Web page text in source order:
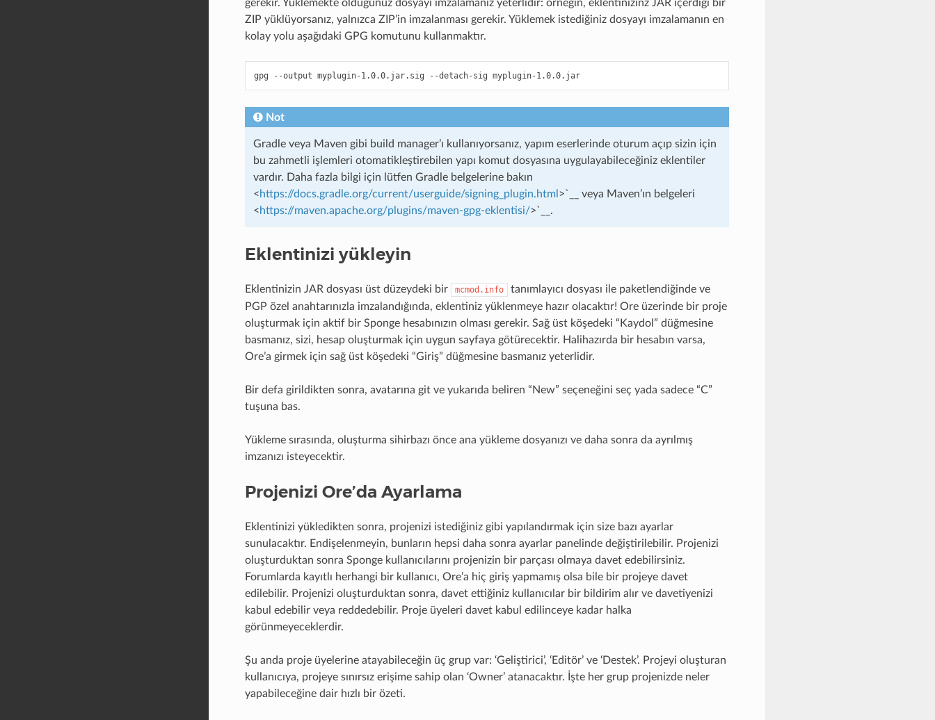
gerekir. Yüklemekte olduğunuz dosyayı imzalamanız yeterlidir: örneğin, eklentinizinz JAR içerdiği bir
ZIP yüklüyorsanız, yalnızca ZIP’in imzalanması gerekir. Yüklemek istediğiniz dosyayı imzalamanın en
kolay yolu aşağıdaki GPG komutunu kullanmaktır.
gpg --output myplugin-1.0.0.jar.sig --detach-sig myplugin-1.0.0.jar
Not
Gradle veya Maven gibi build manager’ı kullanıyorsanız, yapım eserlerinde oturum açıp sizin için
bu zahmetli işlemleri otomatikleştirebilen yapı komut dosyasına uygulayabileceğiniz eklentiler
vardır. Daha fazla bilgi için lütfen Gradle belgelerine bakın
<https://docs.gradle.org/current/userguide/signing_plugin.html >`__ veya Maven’ın belgeleri
<https://maven.apache.org/plugins/maven-gpg-eklentisi/>`__.
Eklentinizi yükleyin
Eklentinizin JAR dosyası üst düzeydeki bir mcmod.info
tanımlayıcı dosyası ile paketlendiğinde ve
PGP özel anahtarınızla imzalandığında, eklentiniz yüklenmeye hazır olacaktır! Ore üzerinde bir proje
oluşturmak için aktif bir Sponge hesabınızın olması gerekir. Sağ üst köşedeki “Kaydol” düğmesine
basmanız, sizi, hesap oluşturmak için uygun sayfaya götürecektir. Halihazırda bir hesabın varsa,
Ore’a girmek için sağ üst köşedeki “Giriş” düğmesine basmanız yeterlidir.
Bir defa girildikten sonra, avatarına git ve yukarıda beliren “New” seçeneğini seç yada sadece “C”
tuşuna bas.
Yükleme sırasında, oluşturma sihirbazı önce ana yükleme dosyanızı ve daha sonra da ayrılmış
imzanızı isteyecektir.
Projenizi Ore’da Ayarlama
Eklentinizi yükledikten sonra, projenizi istediğiniz gibi yapılandırmak için size bazı ayarlar
sunulacaktır. Endişelenmeyin, bunların hepsi daha sonra ayarlar panelinde değiştirilebilir. Projenizi
oluşturduktan sonra Sponge kullanıcılarını projenizin bir parçası olmaya davet edebilirsiniz.
Forumlarda kayıtlı herhangi bir kullanıcı, Ore’a hiç giriş yapmamış olsa bile bir projeye davet
edilebilir. Projenizi oluşturduktan sonra, davet ettiğiniz kullanıcılar bir bildirim alır ve davetiyenizi
kabul edebilir veya reddedebilir. Proje üyeleri davet kabul edilinceye kadar halka
görünmeyeceklerdir.
Şu anda proje üyelerine atayabileceğin üç grup var: ‘Geliştirici’, ‘Editör’ ve ‘Destek’. Projeyi oluşturan
kullanıcıya, projeye sınırsız erişime sahip olan ‘Owner’ atanacaktır. İşte her grup projenizde neler
yapabileceğine dair hızlı bir özeti.